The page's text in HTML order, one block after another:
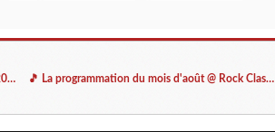
🎵 Bill Roseman (US) @ Auberge Jacques Brel - 09/08/2022 🎵 La programmation du mois d'août @ Rock Classic